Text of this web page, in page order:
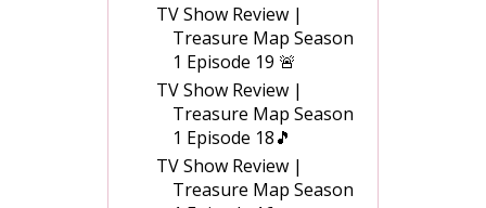
TV Show Review |
Treasure Map Season
1 Episode 19 🚨
TV Show Review |
Treasure Map Season
1 Episode 18🎵
TV Show Review |
Treasure Map Season